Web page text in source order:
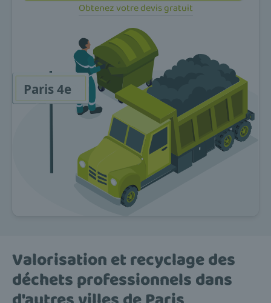
Obtenez votre devis gratuit
Valorisation et recyclage des
déchets professionnels dans